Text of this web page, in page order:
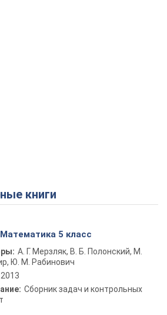
книги
5 класс
А. Г. Мерзляк, В. Б. Полонский, М.
Ю. М. Рабинович
2013
Сборник задач и контрольных